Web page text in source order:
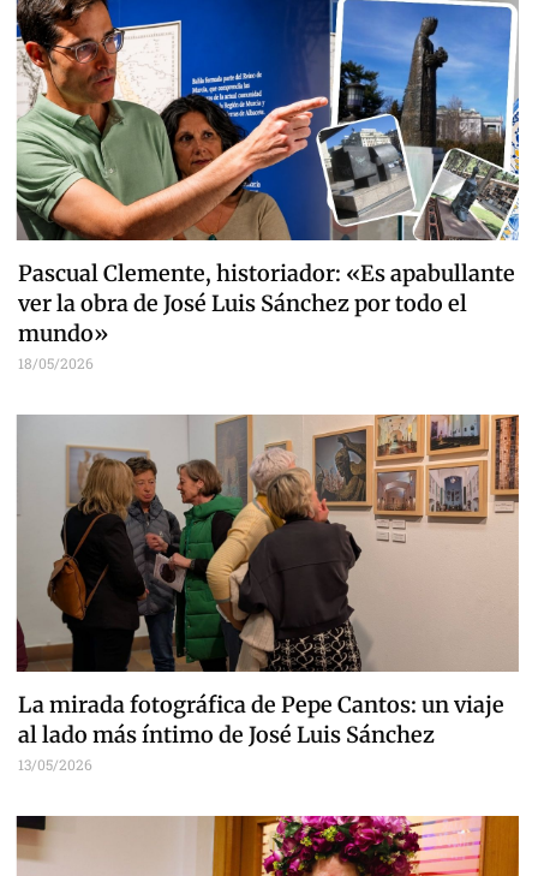
Pascual Clemente, historiador: «Es apabullante
ver la obra de José Luis Sánchez por todo el
mundo»
18/05/2026
La mirada fotográfica de Pepe Cantos: un viaje
al lado más íntimo de José Luis Sánchez
13/05/2026